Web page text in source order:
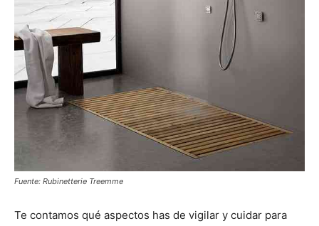
Fuente: Rubinetterie Treemme
Te contamos qué aspectos has de vigilar y cuidar para